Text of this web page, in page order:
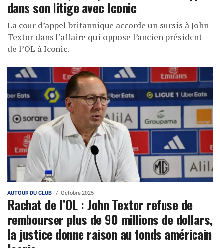
dans son litige avec Iconic
La cour d’appel britannique accorde un sursis à John
Textor dans l’affaire qui oppose l’ancien président
de l’OL à Iconic.
AUTOUR DU CLUB Octobre 2025
Rachat de l’OL : John Textor refuse de
rembourser plus de 90 millions de dollars,
la justice donne raison au fonds américain